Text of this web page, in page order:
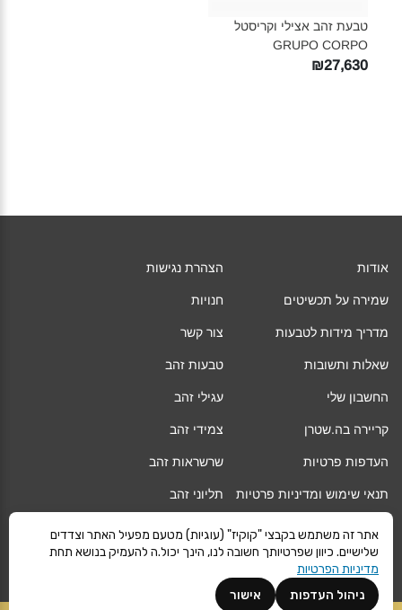
טבעת זהב אצילי וקריסטל
GRUPO CORPO‎
₪27,630
אודות
שמירה על תכשיטים
מדריך מידות לטבעות
שאלות ותשובות
החשבון שלי
קריירה בה.שטרן
העדפות פרטיות
תנאי שימוש ומדיניות פרטיות
החלפה/החזרה/ביטול עסקה
אחריות
משלוחים
הצהרת נגישות
חנויות
צור קשר
טבעות זהב
עגילי זהב
צמידי זהב
שרשראות זהב
תליוני זהב
גיפט קארד
מגזין
Vogue
אתר זה משתמש בקבצי "קוקיז" (עוגיות) מטעם מפעיל האתר וצדדים
שלישיים. כיוון שפרטיותך חשובה לנו, הינך יכול.ה להעמיק בנושא תחת
מדיניות הפרטיות
אישור
ניהול העדפות